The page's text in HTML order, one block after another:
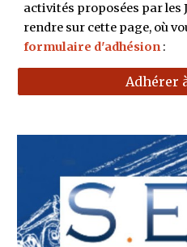
activités proposées par les
rendre sur cette page, où
formulaire d'adhésion:
Adhérer